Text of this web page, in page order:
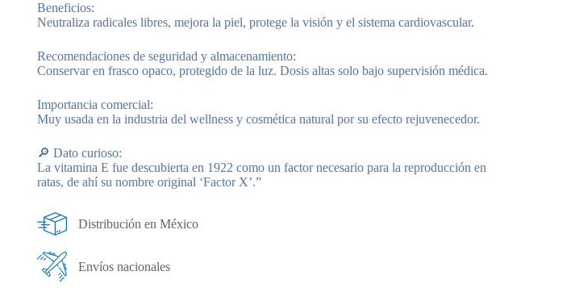
Beneficios:
Neutraliza radicales libres, mejora la piel, protege la visión y el sistema cardiovascular.
Recomendaciones de seguridad y almacenamiento:
Conservar en frasco opaco, protegido de la luz. Dosis altas solo bajo supervisión médica.
Importancia comercial:
Muy usada en la industria del wellness y cosmética natural por su efecto rejuvenecedor.
🔎 Dato curioso:
La vitamina E fue descubierta en 1922 como un factor necesario para la reproducción en
ratas, de ahí su nombre original ‘Factor X’.”
Distribución en México
Envíos nacionales